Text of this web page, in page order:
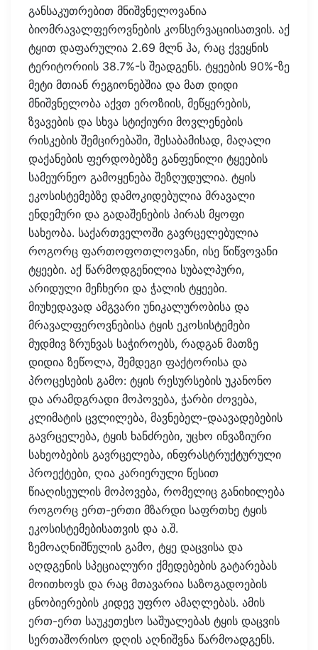
განსაკუთრებით მნიშვნელოვანია
ბიომრავალფეროვნების კონსერვაციისათვის. აქ
ტყით დაფარულია 2.69 მლნ ჰა, რაც ქვეყნის
ტერიტორიის 38.7%-ს შეადგენს. ტყეების 90%-ზე
მეტი მთიან რეგიონებშია და მათ დიდი
მნიშვნელობა აქვთ ეროზიის, მეწყერების,
ზვავების და სხვა სტიქიური მოვლენების
რისკების შემცირებაში, შესაბამისად, მაღალი
დაქანების ფერდობებზე განფენილი ტყეების
სამეურნეო გამოყენება შეზღუდულია. ტყის
ეკოსისტემებზე დამოკიდებულია მრავალი
ენდემური და გადაშენების პირას მყოფი
სახეობა. საქართველოში გავრცელებულია
როგორც ფართოფოთლოვანი, ისე წიწვოვანი
ტყეები. აქ წარმოდგენილია სუბალპური,
არიდული მეჩხერი და ჭალის ტყეები.
მიუხედავად ამგვარი უნიკალურობისა და
მრავალფეროვნებისა ტყის ეკოსისტემები
მუდმივ ზრუნვას საჭიროებს, რადგან მათზე
დიდია ზეწოლა, შემდეგი ფაქტორისა და
პროცესების გამო: ტყის რესურსების უკანონო
და არამდგრადი მოპოვება, ჭარბი ძოვება,
კლიმატის ცვლილება, მავნებელ-დაავადებების
გავრცელება, ტყის ხანძრები, უცხო ინვაზიური
სახეობების გავრცელება, ინფრასტრუქტურული
პროექტები, ღია კარიერული წესით
წიაღისეულის მოპოვება, რომელიც განიხილება
როგორც ერთ-ერთი მზარდი საფრთხე ტყის
ეკოსისტემებისათვის და ა.შ.
ზემოაღნიშნულის გამო, ტყე დაცვისა და
აღდგენის სპეციალური ქმედებების გატარებას
მოითხოვს და რაც მთავარია საზოგადოების
ცნობიერების კიდევ უფრო ამაღლებას. ამის
ერთ-ერთ საუკეთესო საშუალებას ტყის დაცვის
სერთაშორისო დღის აღნიშვნა წარმოადგენს.